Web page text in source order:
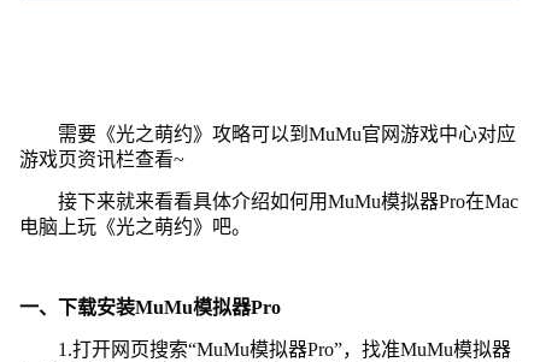
需要《光之萌约》攻略可以到MuMu官网游戏中心对应
游戏页资讯栏查看~
接下来就来看看具体介绍如何用MuMu模拟器Pro在Mac
电脑上玩《光之萌约》吧。
一、下载安装MuMu模拟器Pro
1.打开网页搜索“MuMu模拟器Pro”，找准MuMu模拟器